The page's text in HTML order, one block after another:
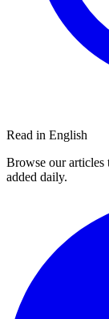
Read in English
Browse our articles
added daily.